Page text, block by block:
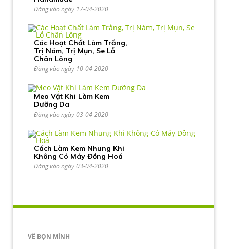
Đăng vào ngày 17-04-2020
Các Hoạt Chất Làm Trắng,
Trị Nám, Trị Mụn, Se Lỗ
Chân Lông
Đăng vào ngày 10-04-2020
Meo Vặt Khi Làm Kem
Dưỡng Da
Đăng vào ngày 03-04-2020
Cách Làm Kem Nhung Khi
Không Có Máy Đồng Hoá
Đăng vào ngày 03-04-2020
VỀ BỌN MÌNH